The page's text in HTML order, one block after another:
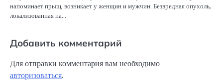
напоминает прыщ, возникает у женщин и мужчин. Безвредная опухоль,
локализованная на…
Добавить комментарий
Для отправки комментария вам необходимо
авторизоваться.